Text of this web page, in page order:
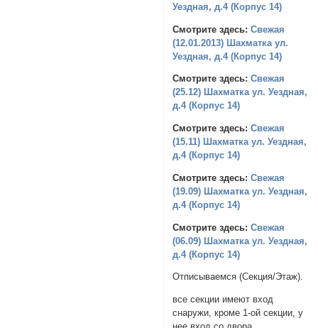
Уездная, д.4 (Корпус 14)
Смотрите здесь: Свежая
(12.01.2013) Шахматка ул.
Уездная, д.4 (Корпус 14)
Смотрите здесь: Свежая
(25.12) Шахматка ул. Уездная,
д.4 (Корпус 14)
Смотрите здесь: Свежая
(15.11) Шахматка ул. Уездная,
д.4 (Корпус 14)
Смотрите здесь: Свежая
(19.09) Шахматка ул. Уездная,
д.4 (Корпус 14)
Смотрите здесь: Свежая
(06.09) Шахматка ул. Уездная,
д.4 (Корпус 14)
Отписываемся (Секция/Этаж).
все секции имеют вход
снаружи, кроме 1-ой секции, у